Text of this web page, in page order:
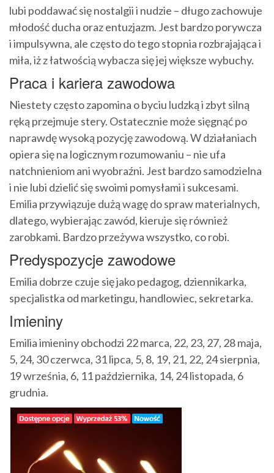
lubi poddawać się nostalgii i nudzie – długo zachowuje
młodość ducha oraz entuzjazm. Jest bardzo porywcza
i impulsywna, ale często do tego stopnia rozbrajająca i
miła, iż z łatwością wybacza się jej większe wybuchy.
Praca i kariera zawodowa
Niestety często zapomina o byciu ludzką i zbyt silną
ręką przejmuje stery. Ostatecznie może sięgnąć po
naprawdę wysoką pozycję zawodową. W działaniach
opiera się na logicznym rozumowaniu – nie ufa
natchnieniom ani wyobraźni. Jest bardzo samodzielna
i nie lubi dzielić się swoimi pomysłami i sukcesami.
Emilia przywiązuje dużą wagę do spraw materialnych,
dlatego, wybierając zawód, kieruje się również
zarobkami. Bardzo przeżywa wszystko, co robi.
Predyspozycje zawodowe
Emilia dobrze czuje się jako pedagog, dziennikarka,
specjalistka od marketingu, handlowiec, sekretarka.
Imieniny
Emilia imieniny obchodzi 22 marca, 22, 23, 27, 28 maja,
5, 24, 30 czerwca, 31 lipca, 5, 8, 19, 21, 22, 24 sierpnia,
19 września, 6, 11 października, 14, 24 listopada, 6
grudnia.